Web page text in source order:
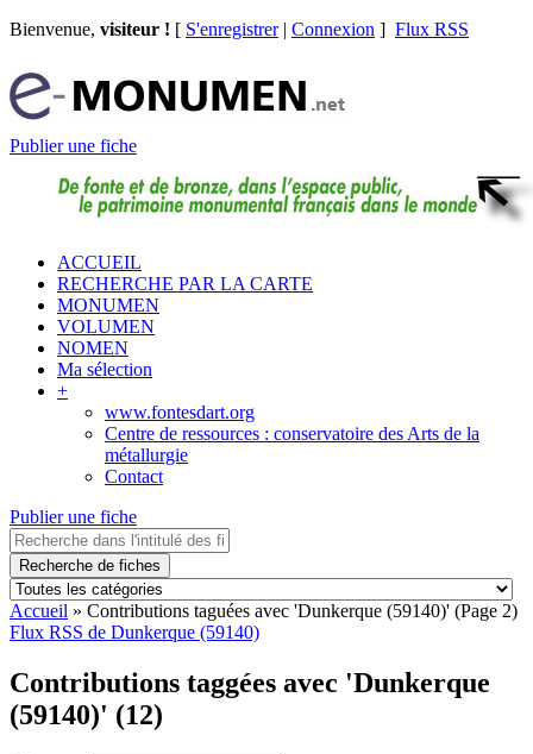
Bienvenue, visiteur ! [ S'enregistrer| Connexion ] Flux RSS
Publier une fiche
ACCUEIL
RECHERCHE PAR LA CARTE
MONUMEN
VOLUMEN
NOMEN
Ma sélection
+
www.fontesdart.org
Centre de ressources : conservatoire des Arts de la
métallurgie
Contact
Publier une fiche
Recherche de fiches
Accueil » Contributions taguées avec 'Dunkerque (59140)' (Page 2)
Flux RSS de Dunkerque (59140)
Contributions taggées avec 'Dunkerque
(59140)' (12)